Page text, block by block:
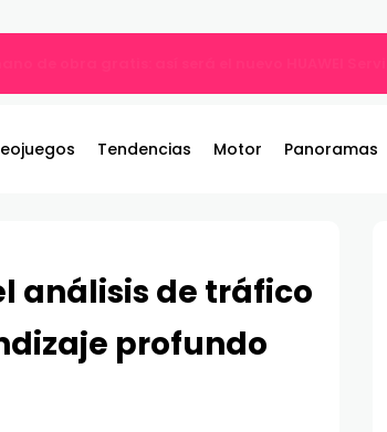
Tendencias Motor Panoramas
análisis de tráfico
profundo